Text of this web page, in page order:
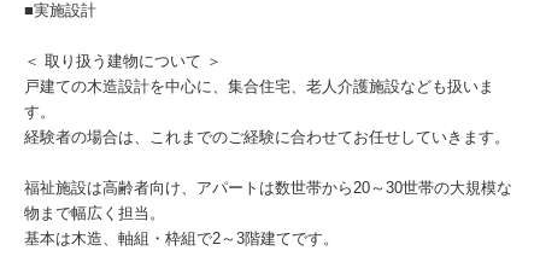
■実施設計
＜ 取り扱う建物について ＞
戸建ての木造設計を中心に、集合住宅、老人介護施設なども扱いま
す。
経験者の場合は、これまでのご経験に合わせてお任せしていきます。
福祉施設は高齢者向け、アパートは数世帯から20～30世帯の大規模な
物まで幅広く担当。
基本は木造、軸組・枠組で2～3階建てです。